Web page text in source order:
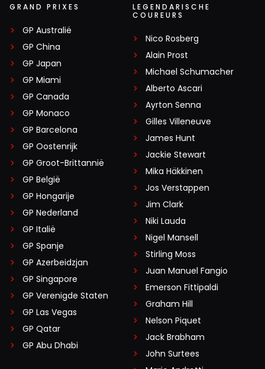
GRAND PRIXES
GP Australië
GP China
GP Japan
GP Miami
GP Canada
GP Monaco
GP Barcelona
GP Oostenrijk
GP Groot-Brittannië
GP België
GP Hongarije
GP Nederland
GP Italië
GP Spanje
GP Azerbeidzjan
GP Singapore
GP Verenigde Staten
GP Las Vegas
GP Qatar
GP Abu Dhabi
LEGENDARISCHE
COUREURS
Nico Rosberg
Alain Prost
Michael Schumacher
Alberto Ascari
Ayrton Senna
Gilles Villeneuve
James Hunt
Jackie Stewart
Mika Häkkinen
Jos Verstappen
Jim Clark
Niki Lauda
Nigel Mansell
Stirling Moss
Juan Manuel Fangio
Emerson Fittipaldi
Graham Hill
Nelson Piquet
Jack Brabham
John Surtees